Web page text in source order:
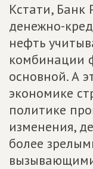
Кстати, Банк
денежно-
нефть
комбинации
основной. А
экономике
политике
изменения,
более